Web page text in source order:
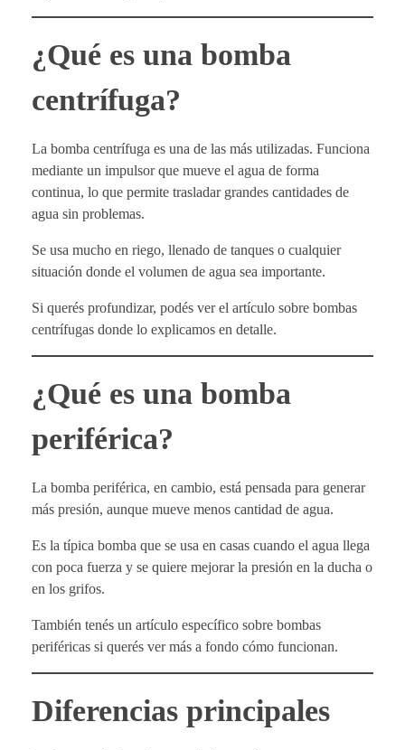
¿Qué es una bomba
centrífuga?
La bomba centrífuga es una de las más utilizadas. Funciona
mediante un impulsor que mueve el agua de forma
continua, lo que permite trasladar grandes cantidades de
agua sin problemas.
Se usa mucho en riego, llenado de tanques o cualquier
situación donde el volumen de agua sea importante.
Si querés profundizar, podés ver el artículo sobre bombas
centrífugas donde lo explicamos en detalle.
¿Qué es una bomba
periférica?
La bomba periférica, en cambio, está pensada para generar
más presión, aunque mueve menos cantidad de agua.
Es la típica bomba que se usa en casas cuando el agua llega
con poca fuerza y se quiere mejorar la presión en la ducha o
en los grifos.
También tenés un artículo específico sobre bombas
periféricas si querés ver más a fondo cómo funcionan.
Diferencias principales